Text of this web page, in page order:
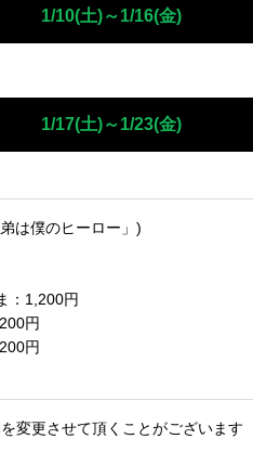
1/10(土)～1/16(金)
1/17(土)～1/23(金)
は僕のヒーロー」)
：1,200円
円
円
変更させて頂くことがございます